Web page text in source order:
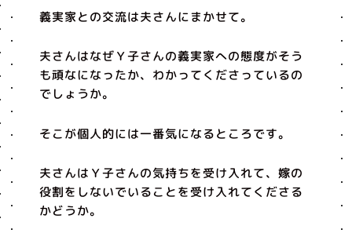
義実家との交流は夫さんにまかせて。
夫さんはなぜＹ子さんの義実家への態度がそう
も頑なになったか、わかってくださっているの
でしょうか。
そこが個人的には一番気になるところです。
夫さんはＹ子さんの気持ちを受け入れて、嫁の
役割をしないでいることを受け入れてくださる
かどうか。